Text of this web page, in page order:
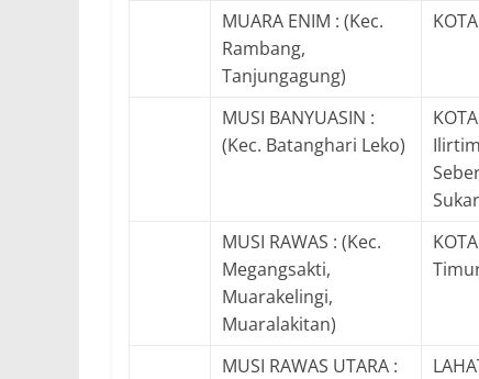
MUARA ENIM : (Kec.
Rambang,
Tanjungagung)
MUSI BANYUASIN :
(Kec. Batanghari Leko)
MUSI RAWAS : (Kec.
Megangsakti,
Muarakelingi,
Muaralakitan)
MUSI RAWAS UTARA :